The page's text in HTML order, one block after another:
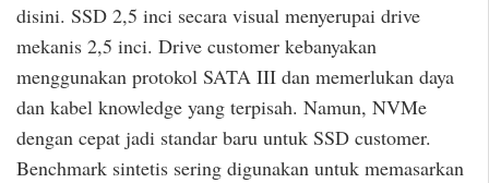
disini. SSD 2,5 inci secara visual menyerupai drive
mekanis 2,5 inci. Drive customer kebanyakan
menggunakan protokol SATA III dan memerlukan daya
dan kabel knowledge yang terpisah. Namun, NVMe
dengan cepat jadi standar baru untuk SSD customer.
Benchmark sintetis sering digunakan untuk memasarkan